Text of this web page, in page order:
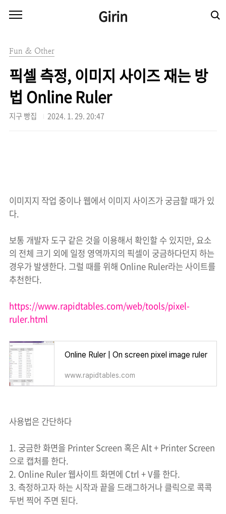
Girin
Fun & Other
픽셀 측정, 이미지 사이즈 재는 방
법 Online Ruler
지구 빵집 2024. 1. 29. 20:47
이미지지 작업 중이나 웹에서 이미지 사이즈가 궁금할 때가 있
다.
보통 개발자 도구 같은 것을 이용해서 확인할 수 있지만, 요소
의 전체 크기 외에 일정 영역까지의 픽셀이 궁금하다던지 하는
경우가 발생한다. 그럴 때를 위해 Online Ruler라는 사이트를
추천한다.
https://www.rapidtables.com/web/tools/pixel-
ruler.html
Online Ruler | On screen pixel image ruler
www.rapidtables.com
사용법은 간단하다
1. 궁금한 화면을 Printer Screen 혹은 Alt + Printer Screen
으로 캡처를 한다.
2. Online Ruler 웹사이트 화면에 Ctrl + V를 한다.
3. 측정하고자 하는 시작과 끝을 드래그하거나 클릭으로 콕콕
두번 찍어 주면 된다.